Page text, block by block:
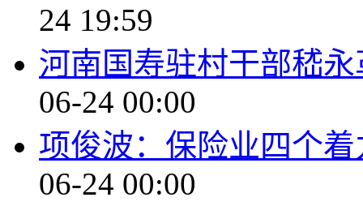
24 19:59
河南国寿驻村干部嵇
06-24 00:00
项俊波：保险业四个
06-24 00:00